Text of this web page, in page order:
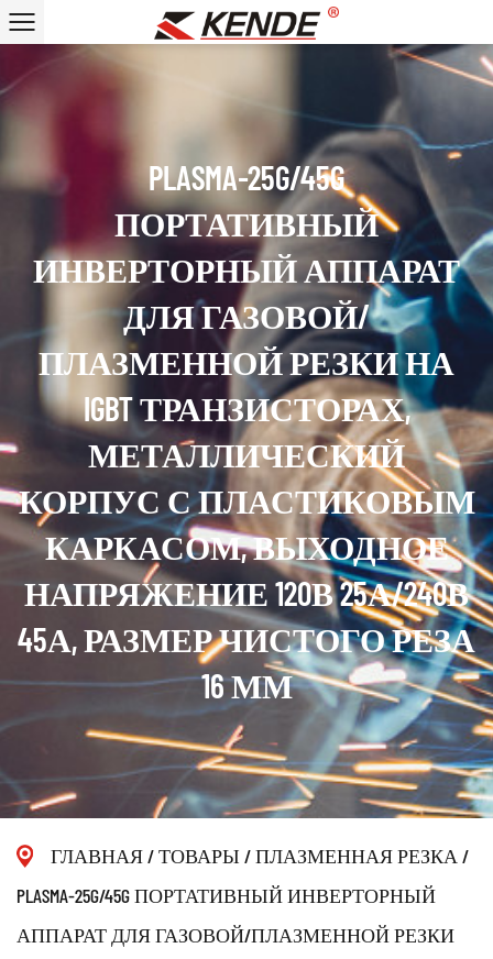
PLASMA-25G/45G
ПОРТАТИВНЫЙ
ИНВЕРТОРНЫЙ АППАРАТ
ДЛЯ ГАЗОВОЙ/
ПЛАЗМЕННОЙ РЕЗКИ НА
IGBT ТРАНЗИСТОРАХ,
МЕТАЛЛИЧЕСКИЙ
КОРПУС С ПЛАСТИКОВЫМ
КАРКАСОМ, ВЫХОДНОЕ
НАПРЯЖЕНИЕ 120В 25А/240В
45А, РАЗМЕР ЧИСТОГО РЕЗА
16 ММ
ГЛАВНАЯ/ТОВАРЫ /ПЛАЗМЕННАЯ РЕЗКА /
PLASMA-25G/45G ПОРТАТИВНЫЙ ИНВЕРТОРНЫЙ
АППАРАТ ДЛЯ ГАЗОВОЙ/ПЛАЗМЕННОЙ РЕЗКИ